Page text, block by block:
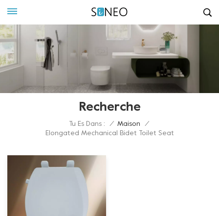
Recherche
Tu Es Dans : / Maison
/
Elongated Mechanical Bidet Toilet Seat